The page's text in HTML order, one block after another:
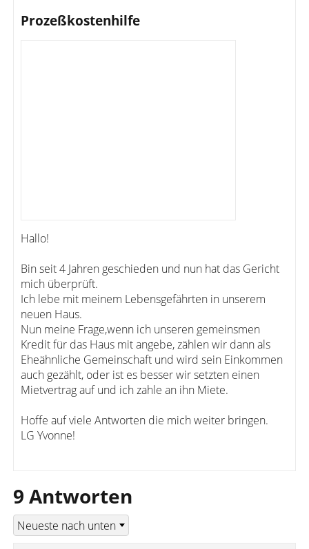
Prozeßkostenhilfe
Hallo!
Bin seit 4 Jahren geschieden und nun hat das Gericht
mich überprüft.
Ich lebe mit meinem Lebensgefährten in unserem
neuen Haus.
Nun meine Frage,wenn ich unseren gemeinsmen
Kredit für das Haus mit angebe, zählen wir dann als
Eheähnliche Gemeinschaft und wird sein Einkommen
auch gezählt, oder ist es besser wir setzten einen
Mietvertrag auf und ich zahle an ihn Miete.
Hoffe auf viele Antworten die mich weiter bringen.
LG Yvonne!
9 Antworten